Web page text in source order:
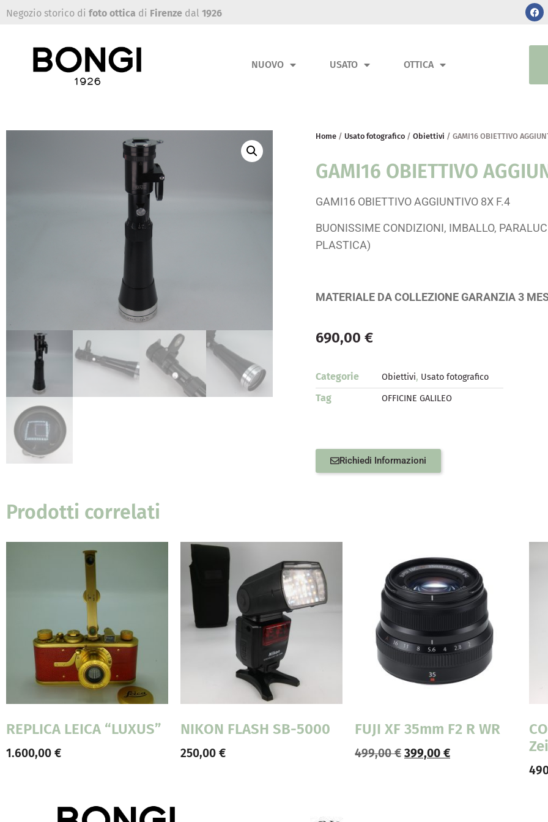
Negozio storico di foto ottica di Firenze dal 1926
NUOVO USATO OTTICA
Home / Usato fotografico / Obiettivi / GAMI16 OBIETTIVO
GAMI16 OBIETTIVO
GAMI16 OBIETTIVO AGGIUNTIVO 8X F.4
BUONISSIME CONDIZIONI, IMBALLO,
PLASTICA)
MATERIALE DA COLLEZIONE GARANZIA 3
690,00 €
Categorie Obiettivi, Usato fotografico
Tag OFFICINE GALILEO
Richiedi Informazioni
Prodotti correlati
REPLICA LEICA “LUXUS”
1.600,00 €
NIKON FLASH SB-5000
250,00 €
FUJI XF 35mm F2 R WR
499,00€ 399,00 €